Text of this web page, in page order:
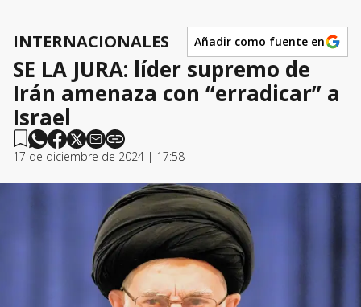
INTERNACIONALES Añadir como fuente en
SE LA JURA: líder supremo de
Irán amenaza con “erradicar” a
Israel
17 de diciembre de 2024 | 17:58